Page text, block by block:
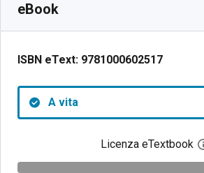
eBook
ISBN eText: 9781000602517
A vita
Licenza eTextbook